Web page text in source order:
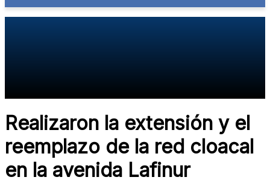
Realizaron la extensión y el
reemplazo de la red cloacal
en la avenida Lafinur